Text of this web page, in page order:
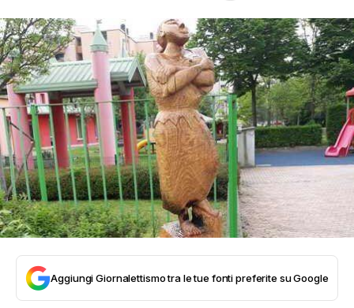
Contatti
Aggiungi Giornalettismo tra le tue fonti preferite su Google